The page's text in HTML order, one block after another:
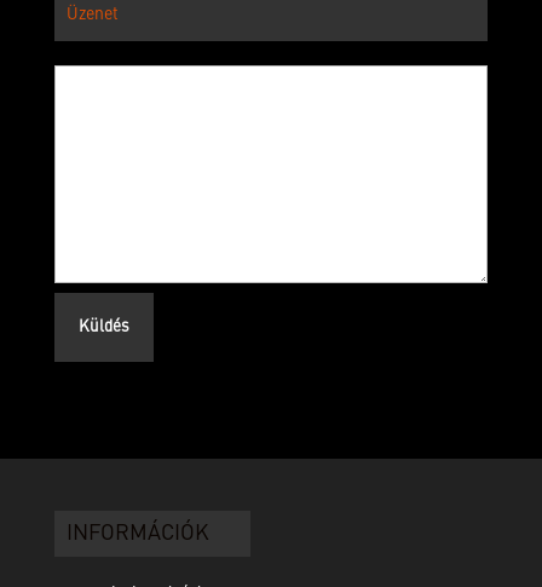
Üzenet
INFORMÁCIÓK